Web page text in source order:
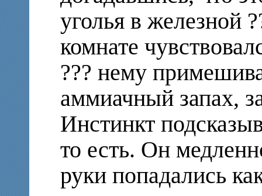
уголья в железной
комнате
??? нему
аммиачный запах,
Инстинкт
то есть. Он
руки попадались